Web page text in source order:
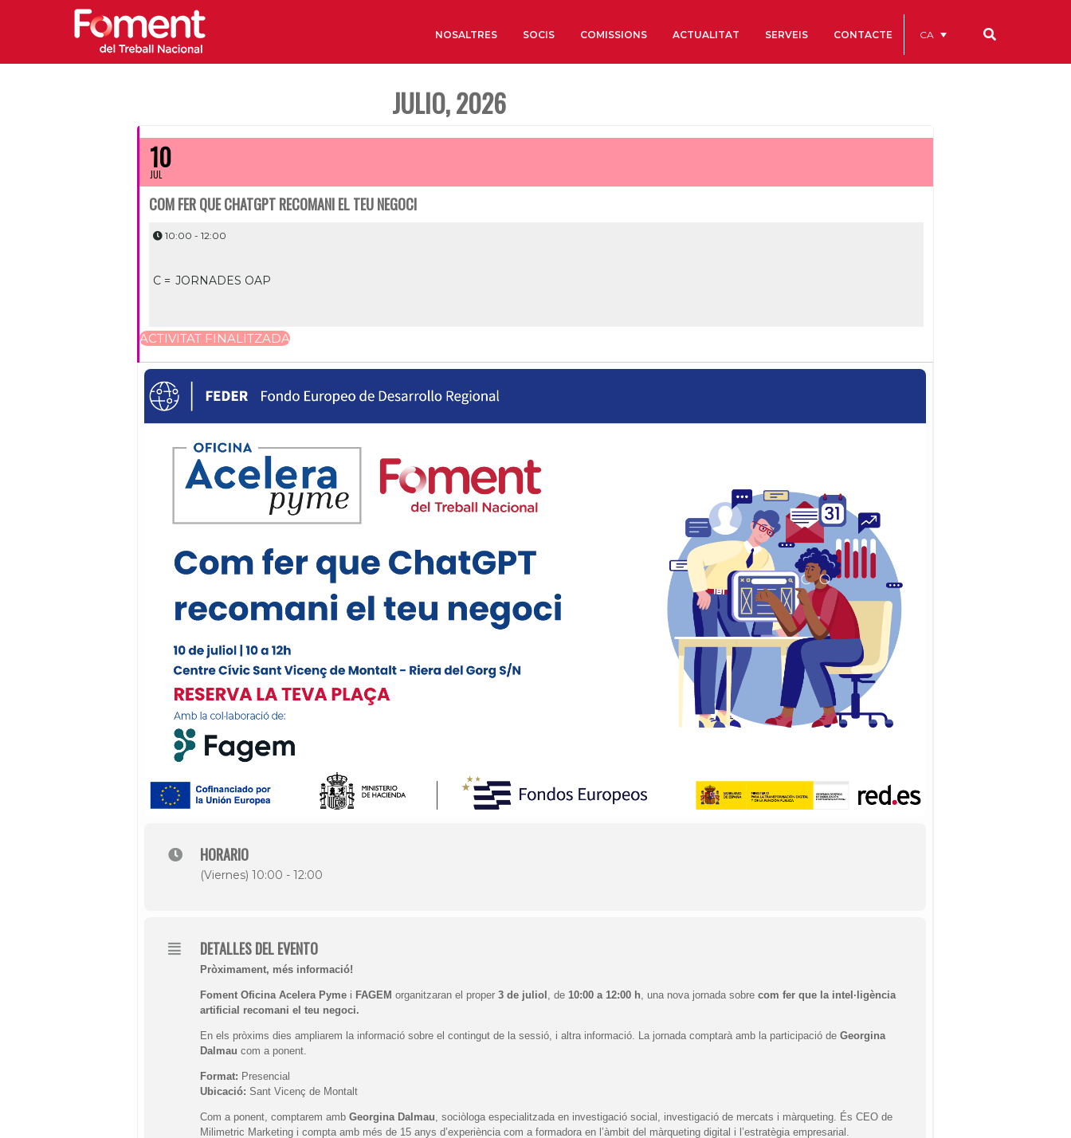
NOSALTRES SOCIS COMISSIONS ACTUALITAT SERVEIS CONTACTE CA
JULIO, 2026
10
JUL
COM FER QUE CHATGPT RECOMANI EL TEU NEGOCI
10:00 - 12:00
C = JORNADES OAP
ACTIVITAT FINALITZADA
HORARIO
(Viernes) 10:00 - 12:00
DETALLES DEL EVENTO
Pròximament, més informació!
Foment Oficina Acelera Pyme i FAGEM organitzaran el proper 3 de juliol , de 10:00 a 12:00 h, una nova jornada sobre com fer que la intel·ligència
artificial recomani el teu negoci.
En els pròxims dies ampliarem la informació sobre el contingut de la sessió, i altra informació. La jornada comptarà amb la participació de Georgina
Dalmau com a ponent.
Format: Presencial
Ubicació: Sant Vicenç de Montalt
Com a ponent, comptarem amb Georgina Dalmau, sociòloga especialitzada en investigació social, investigació de mercats i màrqueting. És CEO de
Milimetric Marketing i compta amb més de 15 anys d’experiència com a formadora en l’àmbit del màrqueting digital i l’estratègia empresarial.